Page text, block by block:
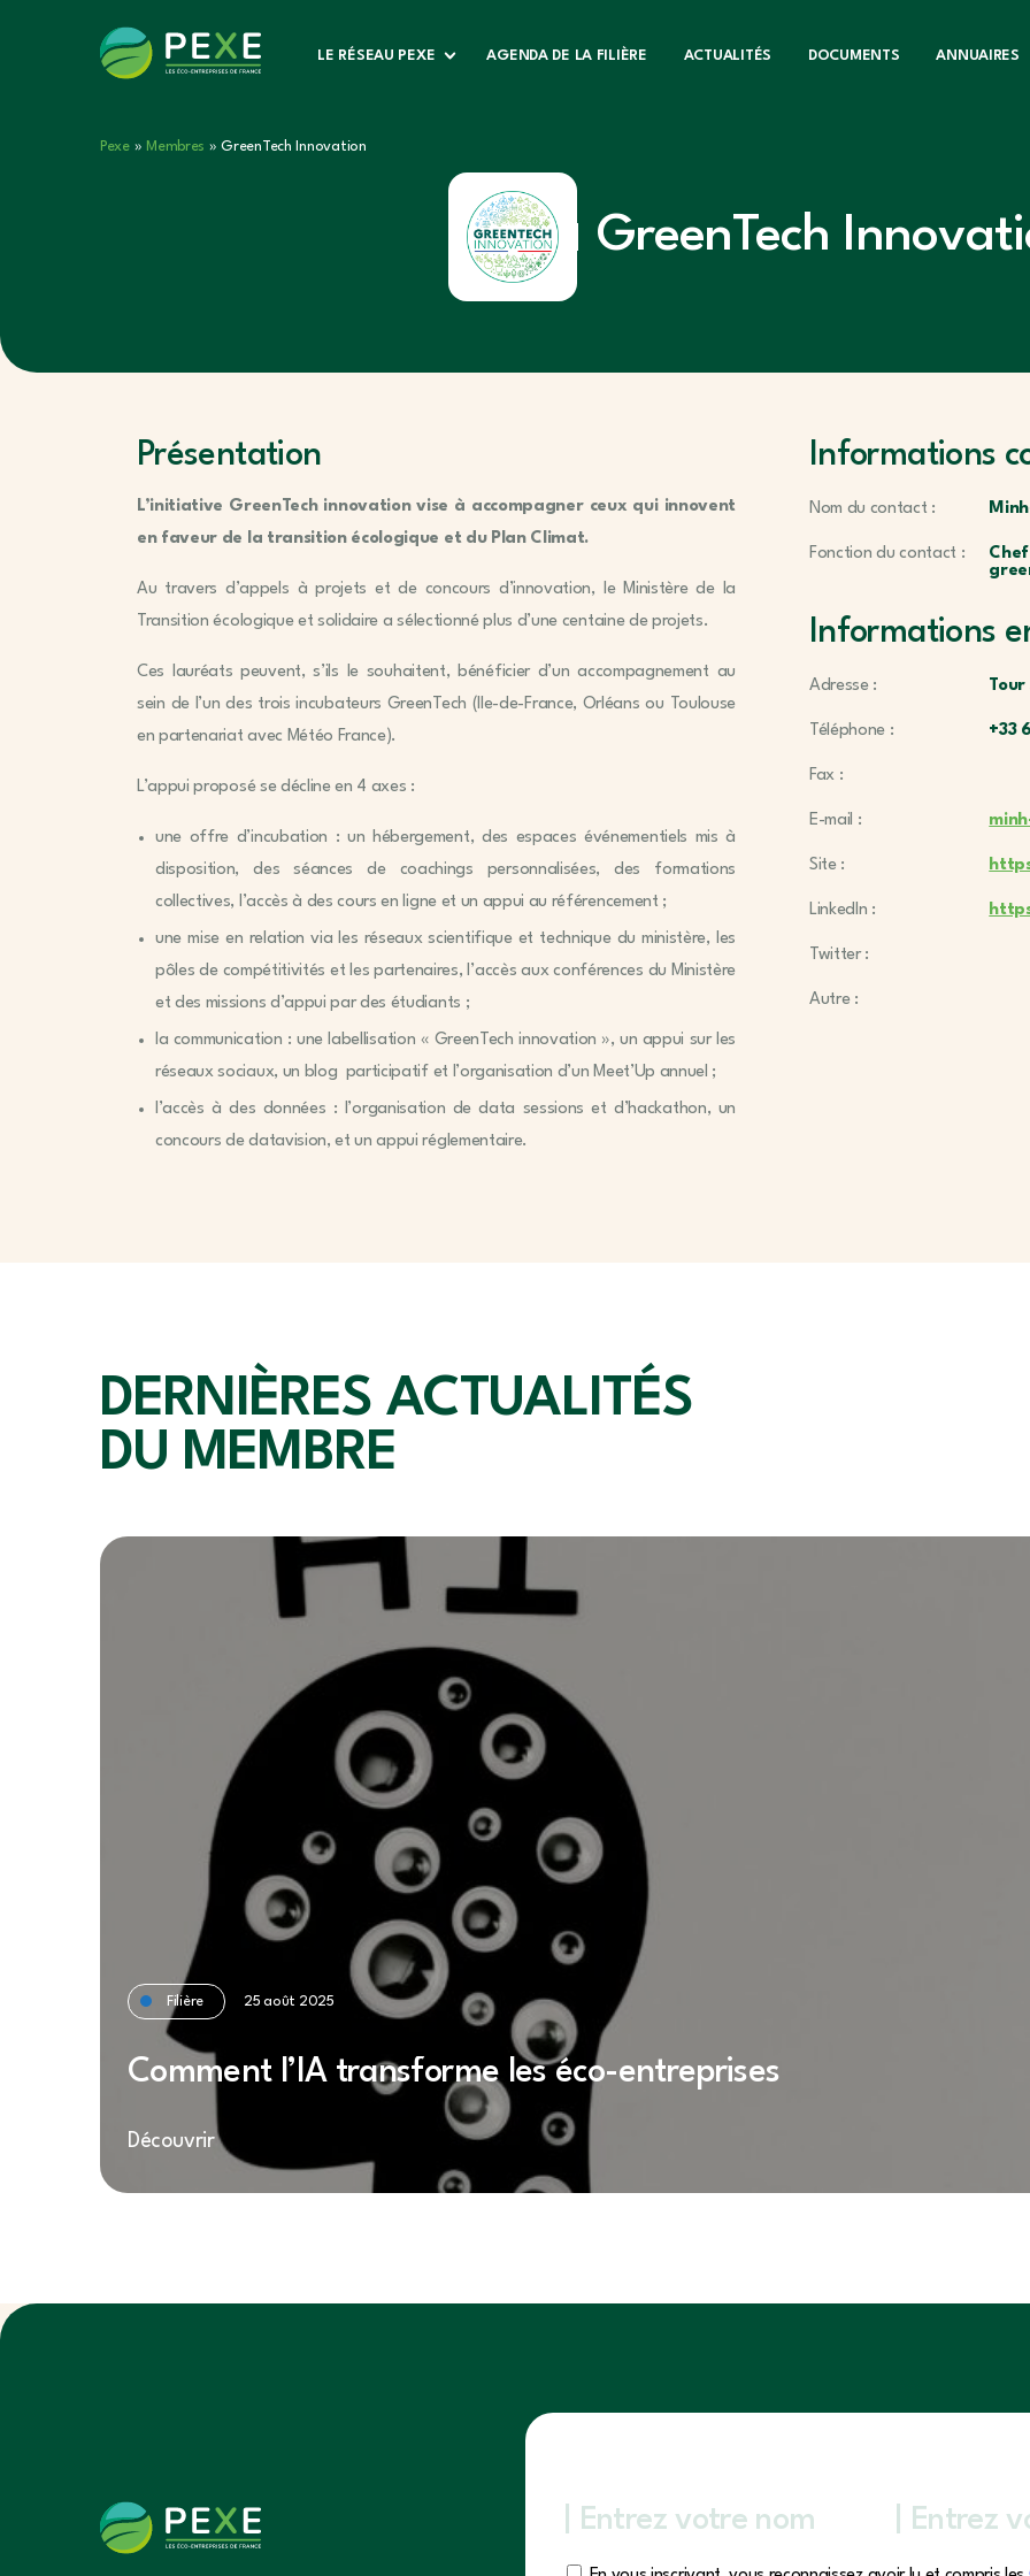
LE RÉSEAU PEXE AGENDA DE LA FILIÈRE ACTUALITÉS DOCUMENTS ANNUAIRES
Pexe» Membres »GreenTech Innovation
GreenTech
Présentation
L’initiative GreenTech innovation vise à accompagner ceux qui innovent
en faveur de la transition écologique et du Plan Climat.
Au travers d’appels à projets et de concours d’innovation, le Ministère de la
Transition écologique et solidaire a sélectionné plus d’une centaine de projets.
Ces lauréats peuvent, s’ils le souhaitent, bénéficier d’un accompagnement au
sein de l’un des trois incubateurs GreenTech (Ile-de-France, Orléans ou Toulouse
en partenariat avec Météo France).
L’appui proposé se décline en 4 axes :
une offre d’incubation : un hébergement, des espaces événementiels mis à
disposition, des séances de coachings personnalisées, des formations
collectives, l’accès à des cours en ligne et un appui au référencement ;
une mise en relation via les réseaux scientifique et technique du ministère, les
pôles de compétitivités et les partenaires, l’accès aux conférences du Ministère
et des missions d’appui par des étudiants ;
la communication : une labellisation « GreenTech innovation », un appui sur les
réseaux sociaux, un blog participatif et l’organisation d’un Meet’Up annuel ;
l’accès à des données : l’organisation de data sessions et d’hackathon, un
concours de datavision, et un appui réglementaire.
Informations
Nom du contact :
Fonction du contact :
Informations
Adresse : Tour
Téléphone : +33
Fax :
E-mail :
Site :
LinkedIn :
Twitter :
Autre :
DERNIÈRES ACTUALITÉS
DU MEMBRE
Filière 25 août 2025
Comment l’IA transforme les éco-entreprises
Découvrir